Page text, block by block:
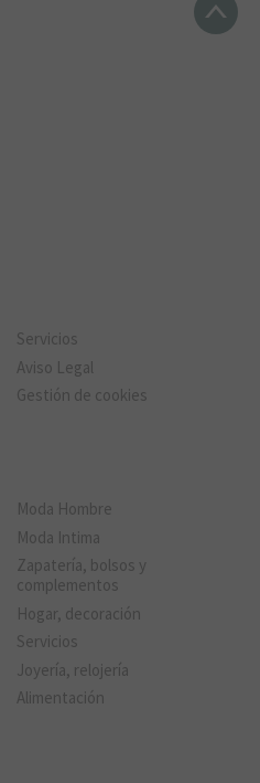
Servicios
Aviso Legal
Gestión de cookies
Moda Hombre
Moda Intima
Zapatería, bolsos y
complementos
Hogar, decoración
Servicios
Joyería, relojería
Alimentación